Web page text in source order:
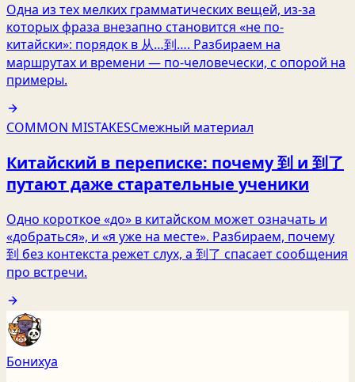
Одна из тех мелких грамматических вещей, из‑за
которых фраза внезапно становится «не по-
китайски»: порядок в 从…到…. Разбираем на
маршрутах и времени — по-человечески, с опорой на
примеры.
COMMON MISTAKESСмежный материал
Китайский в переписке: почему 到 и 到了
путают даже старательные ученики
Одно короткое «до» в китайском может означать и
«добраться», и «я уже на месте». Разбираем, почему
到 без контекста режет слух, а 到了 спасает сообщения
про встречи.
Бонихуа